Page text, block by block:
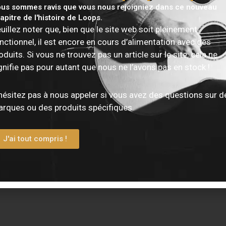
Kali Audio LP-UNF (Paire) – Noir
LeKali Audio LP-UNFest un système
monitoring ultra-nearfield bi-amplifié de 160
pour offrir une précision exceptionnelle sur
en petit espace. Grâce à sa connectivité
(USB-C, Bluetooth, TRS, RCA) et sa réponse
sommes ravis que vous nous rejoigniez dans ce nouveau
de l'histoire de Loops.
noter que, bien que le site web soit pleinement
il est encore en cours d’alimentation avec des
Si vous ne trouvez pas un article sur le site, cela ne
pas pour autant que nous ne l’avons pas en stock !
pas à nous appeler si vous avez des questions sur
ou des produits spécifiques.
J'ai tout compris !